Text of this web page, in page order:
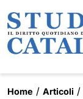
Home Articoli